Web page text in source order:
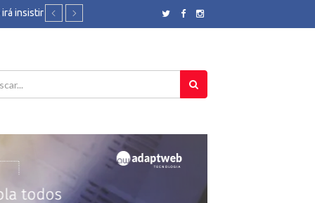
insistir
de
TV a